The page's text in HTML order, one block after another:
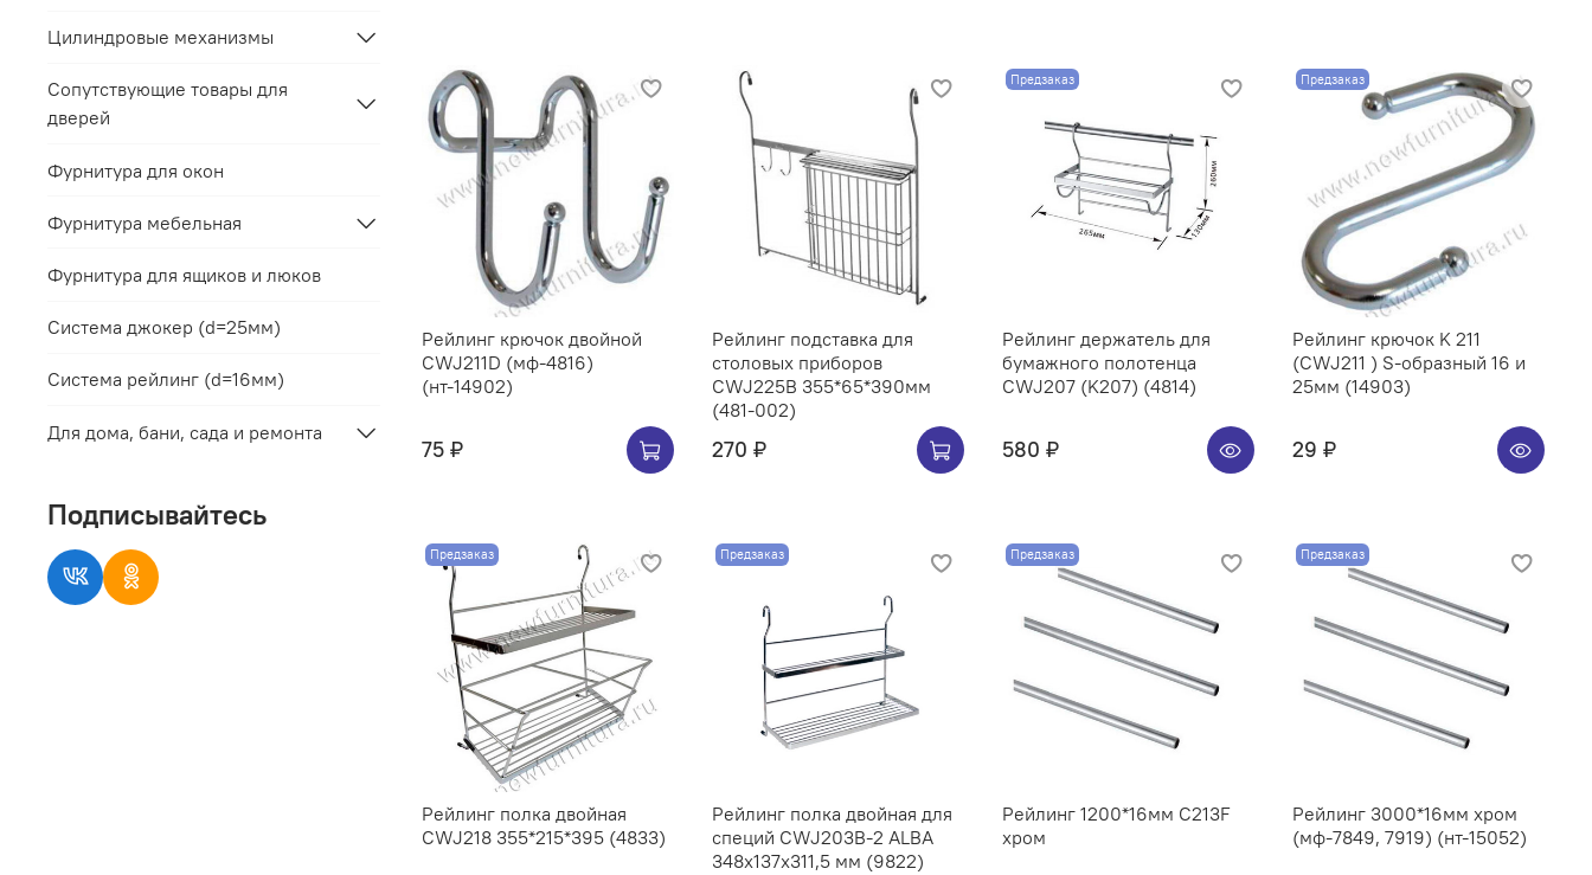
Рейлинг крючок двойной
CWJ211D (мф-4816)
(нт-14902)
75 ₽
Рейлинг подставка для
столовых приборов
CWJ225B 355*65*390мм
(481-002)
270 ₽
Предзаказ
Рейлинг держатель для
бумажного полотенца
CWJ207 (K207) (4814)
580 ₽
Предзаказ
Рейлинг крючок K 211
(CWJ211 ) S-образный 16 и
25мм (14903)
29 ₽
Предзаказ
Рейлинг полка двойная
CWJ218 355*215*395 (4833)
Предзаказ
Рейлинг полка двойная для
специй CWJ203B-2 ALBA
348x137x311,5 мм (9822)
Предзаказ
Рейлинг 1200*16мм C213F
хром
Предзаказ
Рейлинг 3000*16мм хром
(мф-7849, 7919) (нт-15052)
Цилиндровые механизмы
Сопутствующие товары для
дверей
Фурнитура для окон
Фурнитура мебельная
Фурнитура для ящиков и люков
Система джокер (d=25мм)
Система рейлинг (d=16мм)
Для дома, бани, сада и ремонта
Подписывайтесь